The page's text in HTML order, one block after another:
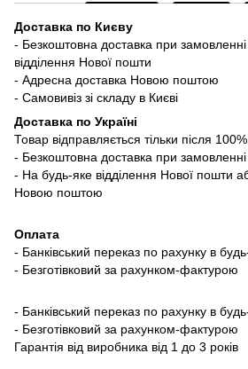
Доставка по Києву
- Безкоштовна доставка при
відділення Нової пошти
- Адресна доставка Новою поштою
- Самовивіз зі складу в Києві
Доставка по Україні
Товар відправляється тільки після
- Безкоштовна доставка при замовленні
- На будь-яке відділення Нової пошти
Новою поштою
Оплата
- Банківський переказ по рахунку в
- Безготівковий за рахунком-фактурою
- Банківський переказ по рахунку в
- Безготівковий за рахунком-фактурою
Гарантія від виробника від 1 до 3 років